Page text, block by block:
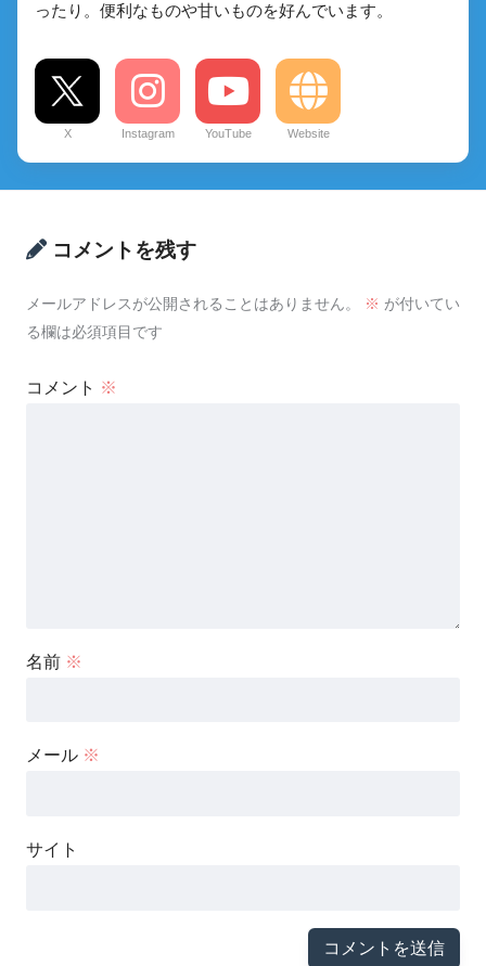
ったり。便利なものや甘いものを好んでいます。
X Instagram YouTube Website
コメントを残す
メールアドレスが公開されることはありません。 ※ が付いてい
る欄は必須項目です
コメント ※
名前 ※
メール ※
サイト